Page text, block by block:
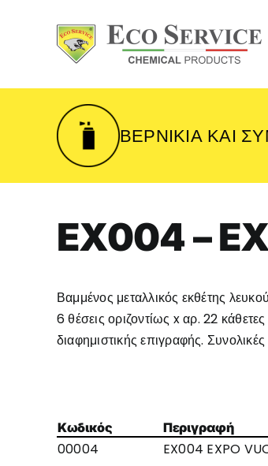
ΒΕΡΝΊΚΙΑ ΚΑΙ
EX004 –
Βαμμένος μεταλλικός εκθέτης
6 θέσεις οριζοντίως x αρ. 22
διαφημιστικής επιγραφής.
Κωδικός Περιγραφή
00004 EX004 EXPO